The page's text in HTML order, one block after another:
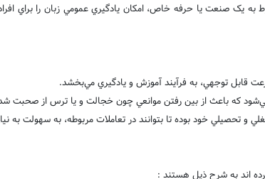
صنعت يا حرفه خاص، امکان يادگيري عمومي زبان را براي
قابل توجهي، به فرآيند آموزش و يادگيري مي‌بخشد.
که باعث از بين رفتن موانعي چون خجالت و يا ترس از صحبت
و تحصيلي خود بوده تا بتوانند در تعاملات مربوطه، به سهولت به
اند به شرح ذیل هستند :